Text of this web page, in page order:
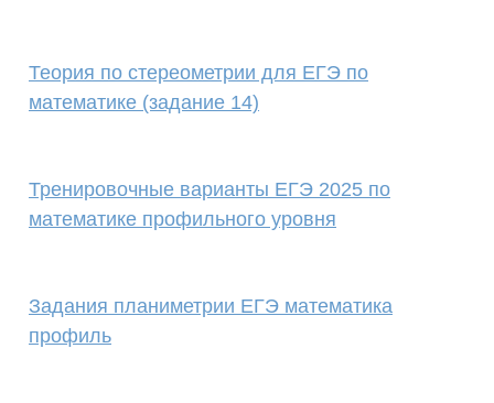
Теория по стереометрии для ЕГЭ по
математике (задание 14)
Тренировочные варианты ЕГЭ 2025 по
математике профильного уровня
Задания планиметрии ЕГЭ математика
профиль